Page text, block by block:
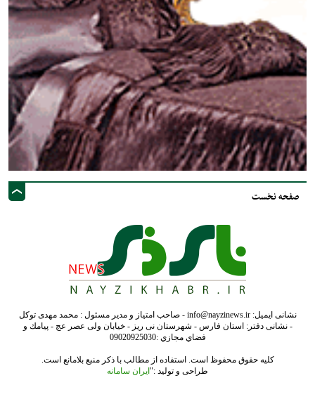
صفحه نخست
نشانی ایمیل: info@nayzinews.ir - صاحب امتیاز و مدیر مسئول : محمد مهدی توکل
- نشانی دفتر: استان فارس - شهرستان نی ریز - خیابان ولی عصر عج - پيامك و
فضاي مجازي :09020925030
کلیه حقوق محفوظ است. استفاده از مطالب با ذکر منبع بلامانع است.
طراحی و تولید :" ایران سامانه